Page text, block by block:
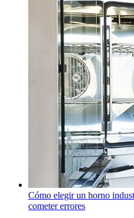
Cómo elegir un horno
cometer errores